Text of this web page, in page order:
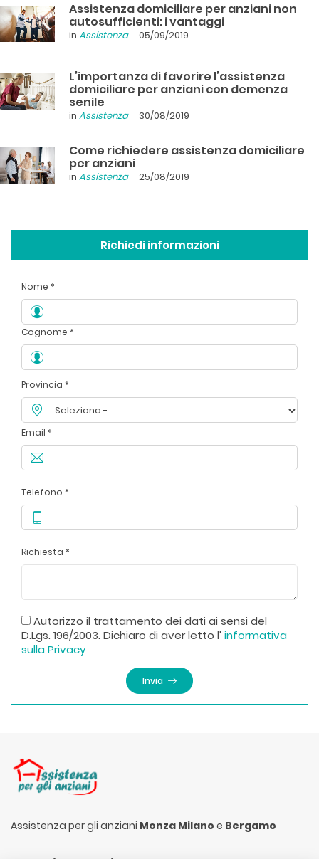
Assistenza domiciliare per anziani non
autosufficienti: i vantaggi
in Assistenza 05/09/2019
L’importanza di favorire l’assistenza
domiciliare per anziani con demenza
senile
in Assistenza 30/08/2019
Come richiedere assistenza domiciliare
per anziani
in Assistenza 25/08/2019
Richiedi informazioni
Nome *
Cognome *
Provincia *
Email *
Telefono *
Richiesta *
Autorizzo il trattamento dei dati ai sensi del
D.Lgs. 196/2003. Dichiaro di aver letto l' informativa
sulla Privacy
Invia
Assistenza per gli anziani Monza Milano e Bergamo